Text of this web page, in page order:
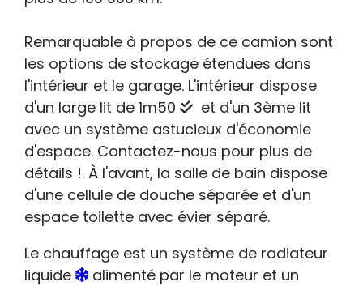
Remarquable à propos de ce camion sont
les options de stockage étendues dans
l'intérieur et le garage. L'intérieur dispose
d'un large lit de 1m50
et d'un 3ème lit
avec un système astucieux d'économie
d'espace. Contactez-nous pour plus de
détails !. À l'avant, la salle de bain dispose
d'une cellule de douche séparée et d'un
espace toilette avec évier séparé.
Le chauffage est un système de radiateur
liquide
alimenté par le moteur et un